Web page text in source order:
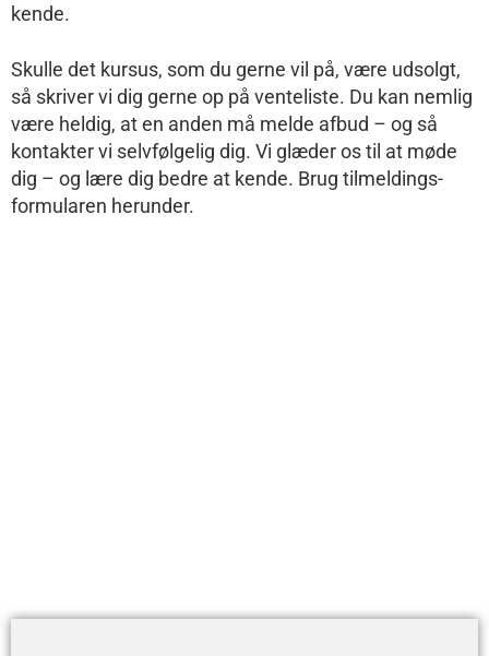
kende.
Skulle det kursus, som du gerne vil på, være udsolgt,
så skriver vi dig gerne op på venteliste. Du kan nemlig
være heldig, at en anden må melde afbud – og så
kontakter vi selvfølgelig dig. Vi glæder os til at møde
dig – og lære dig bedre at kende. Brug tilmeldings-
formularen herunder.